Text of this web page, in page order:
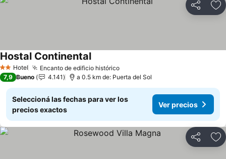
Compartir
2 Estrellas
Hotel Encanto de edificio histórico
Hostal Continental
7,9 Bueno 4.141 a 0.5 km de: Puerta del Sol
Seleccioná las fechas para ver los
precios exactos
Ver precios
Compartir